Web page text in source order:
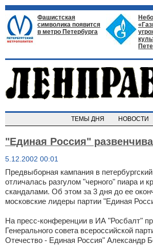
Фашистская
символика появится
в метро Петербурга
ТЕМЫ ДНЯ НОВОСТИ
"Единая Россия"
5.12.2002 00:01
Предвыборная кампания в
отличалась разгулом "черного" пиара и
скандалами. Об этом за 3 дня до ее
московские лидеры партии "Единая
На пресс-конференции в ИА "Росбалт"
Генерального совета всероссийской
Отечество - Единая Россия" Александр